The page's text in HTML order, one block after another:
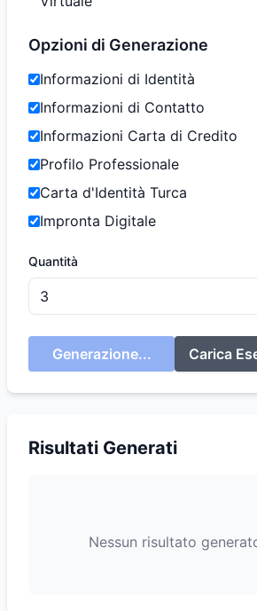
Opzioni di Generazione
Informazioni di Identità
Informazioni di Contatto
Informazioni Carta di Credito
Profilo Professionale
Carta d'Identità Turca
Impronta Digitale
Quantità
Generazione... Carica
Risultati Generati
Nessun risultato